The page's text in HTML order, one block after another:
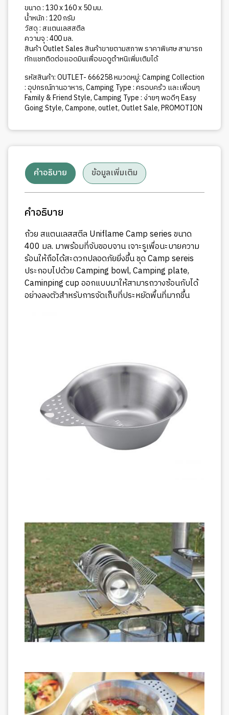
ขนาด : 130 x 160 x 50 มม.
น้ำหนัก : 120 กรัม
วัสดุ : สแตนเลสสตีล
ความจุ : 400 มล.
สินค้า Outlet Sales สินค้าขายตามสภาพ ราคาพิเศษ สามารถ
ทักแชทติดต่อแอดมินเพื่อขอดูตำหนิเพิ่มเติมได้
รหัสสินค้า:OUTLET- 666258หมวดหมู่:Camping Collection
: อุปกรณ์ทานอาหาร,Camping Type : ครอบคร้ว และเพื่อนๆ
Family & Friend Style,Camping Type : ง่ายๆ พอดีๆ Easy
Going Style,Campone,outlet,Outlet Sale,PROMOTION
คำอธิบาย ข้อมูลเพิ่มเติม
คำอธิบาย
ถ้วย สแตนเลสสตีล Uniflame Camp series ขนาด
400 มล. มาพร้อมที่จับขอบจาน เจาะรูเพื่อนะบายความ
ร้อนให้ถือได้สะดวกปลอดภัยยิ่งขึ้น ชุด Camp sereis
ประกอบไปด้วย Camping bowl, Camping plate,
Caminping cup ออกแบบมาให้สามารถวางซ้อนกับได้
อย่างลงตัวสำหรับการจัดเก็บที่ประหยัดพื้นที่มากขึ้น